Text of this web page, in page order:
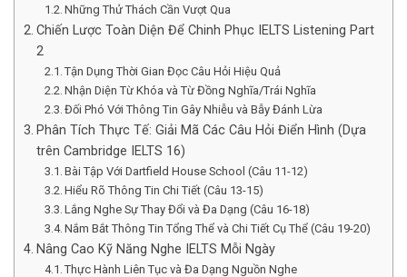
Những Thử Thách Cần Vượt Qua
Chiến Lược Toàn Diện Để Chinh Phục IELTS Listening Part
2
Tận Dụng Thời Gian Đọc Câu Hỏi Hiệu Quả
Nhận Diện Từ Khóa và Từ Đồng Nghĩa/Trái Nghĩa
Đối Phó Với Thông Tin Gây Nhiễu và Bẫy Đánh Lừa
Phân Tích Thực Tế: Giải Mã Các Câu Hỏi Điển Hình (Dựa
trên Cambridge IELTS 16)
Bài Tập Với Dartfield House School (Câu 11-12)
Hiểu Rõ Thông Tin Chi Tiết (Câu 13-15)
Lắng Nghe Sự Thay Đổi và Đa Dạng (Câu 16-18)
Nắm Bắt Thông Tin Tổng Thể và Chi Tiết Cụ Thể (Câu 19-20)
Nâng Cao Kỹ Năng Nghe IELTS Mỗi Ngày
Thực Hành Liên Tục và Đa Dạng Nguồn Nghe